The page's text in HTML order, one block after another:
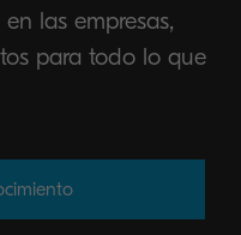
las empresas,
para todo lo que